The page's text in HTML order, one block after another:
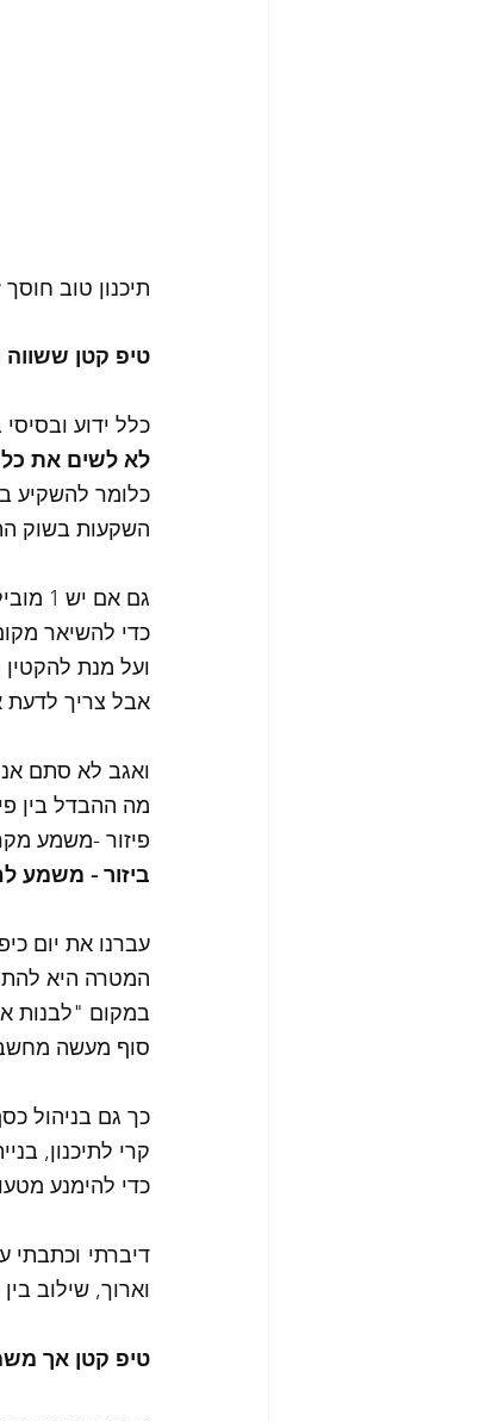
תיכנון טוב
טיפ קטן ששווה
כלל ידוע
לא לשים את כל
כלומר להשקיע
השקעות בשוק
גם אם יש 1 מוביל ומוצלח מאוד, לא להשקיע רק בו, אלא לבזר,
כדי להשיאר
ועל מנת להקטין
אבל צריך לדעת
ואגב לא סתם
מה ההבדל בין
פיזור -משמע
ביזור - משמע
עברנו את יום
המטרה היא
במקום "לבנות
סוף מעשה
כך גם בניהול
קרי לתיכנון,
כדי להימנע
וארוך, שילוב
טיפ קטן אך